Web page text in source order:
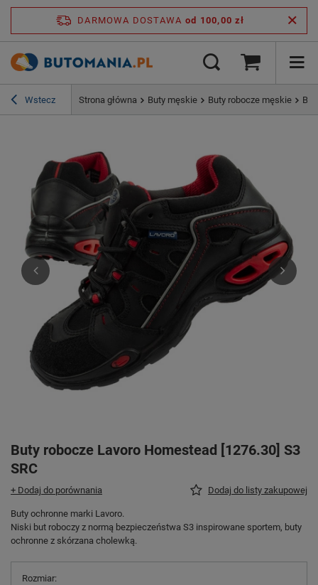
DARMOWA DOSTAWA od 100,00 zł
Wstecz Strona główna Buty męskie Buty robocze męskie
Buty robocze Lavoro Homestead [1276.30] S3
SRC
+ Dodaj do porównania Dodaj do listy zakupowej
Buty ochronne marki Lavoro.
Niski but roboczy z normą bezpieczeństwa S3 inspirowane sportem, buty
ochronne z skórzana cholewką.
Rozmiar